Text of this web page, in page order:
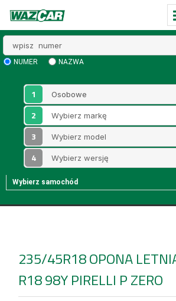
numer
NUMER NAZWA
1
2
3
4
Wybierz samochód
235/45R18OPONA
R18 98Y PIRELLI P ZERO